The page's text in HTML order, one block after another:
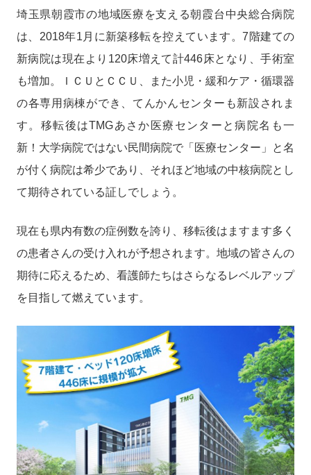
埼玉県朝霞市の地域医療を支える朝霞台中央総合病院
は、2018年1月に新築移転を控えています。7階建ての
新病院は現在より120床増えて計446床となり、手術室
も増加。ＩＣＵとＣＣＵ、また小児・緩和ケア・循環器
の各専用病棟ができ、てんかんセンターも新設されま
す。移転後はTMGあさか医療センターと病院名も一
新！大学病院ではない民間病院で「医療センター」と名
が付く病院は希少であり、それほど地域の中核病院とし
て期待されている証しでしょう。
現在も県内有数の症例数を誇り、移転後はますます多く
の患者さんの受け入れが予想されます。地域の皆さんの
期待に応えるため、看護師たちはさらなるレベルアップ
を目指して燃えています。